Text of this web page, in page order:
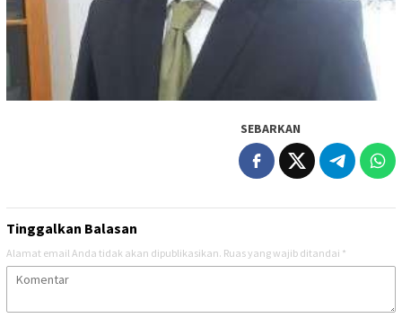
SEBARKAN
Tinggalkan Balasan
Alamat email Anda tidak akan dipublikasikan. Ruas yang wajib ditandai *